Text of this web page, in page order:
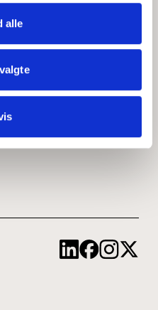
alle
ABCepos
Podcast